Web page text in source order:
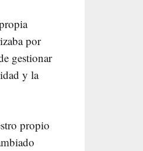
por
gestionar
y la
propio